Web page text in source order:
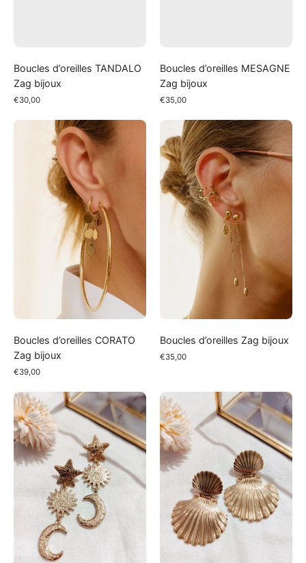
Boucles d’oreilles TANDALO
Zag bijoux
€30,00
Boucles d’oreilles MESAGNE
Zag bijoux
€35,00
Boucles
d’oreilles
CORATO
Zag
bijoux
Boucles d’oreilles CORATO
Zag bijoux
€39,00
Boucles
d’oreilles
Zag
bijoux
Boucles d’oreilles Zag bijoux
€35,00
Boucles
d'oreilles
Constellation
Boucles
d'oreilles
Coquillage